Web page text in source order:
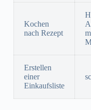
Kochen
nach Rezept
Erstellen
einer
Einkaufsliste